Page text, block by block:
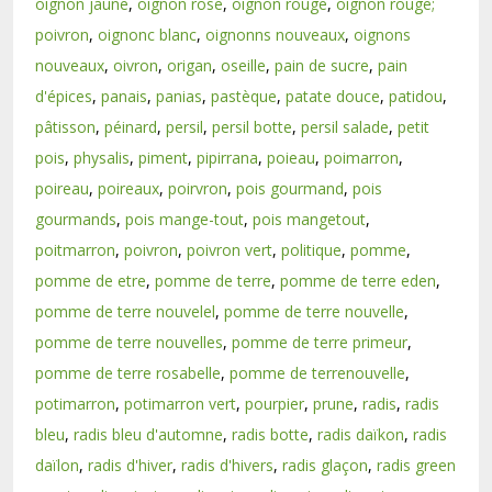
poivron, oignonc blanc, oignonns nouveaux, oignons
nouveaux, oivron, origan, oseille, pain de sucre, pain
d'épices, panais, panias, pastèque, patate douce, patidou,
pâtisson, péinard, persil, persil botte, persil salade, petit
pois, physalis, piment, pipirrana, poieau, poimarron,
poireau, poireaux, poirvron, pois gourmand, pois
gourmands, pois mange-tout, pois mangetout,
poitmarron, poivron, poivron vert, politique, pomme,
pomme de etre, pomme de terre, pomme de terre eden,
pomme de terre nouvelel, pomme de terre nouvelle,
pomme de terre nouvelles, pomme de terre primeur,
pomme de terre rosabelle, pomme de terrenouvelle,
potimarron, potimarron vert, pourpier, prune, radis, radis
bleu, radis bleu d'automne, radis botte, radis daïkon, radis
daïlon, radis d'hiver, radis d'hivers, radis glaçon, radis green